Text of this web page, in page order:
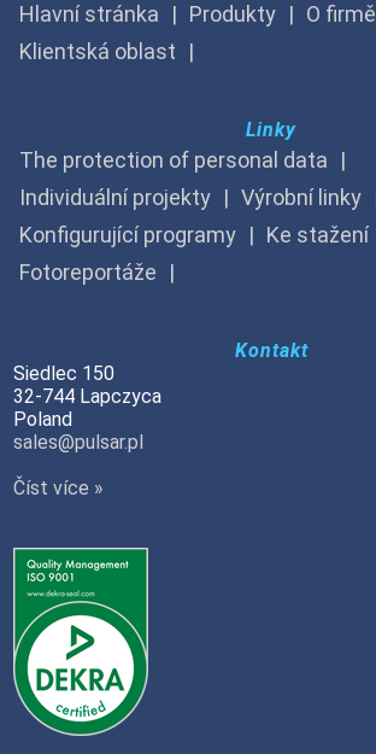
Hlavní stránka Produkty O firmě
Klientská oblast
Linky
The protection of personal data
Individuální projekty
Výrobní linky
Konfigurující programy
Ke stažení
Fotoreportáže
Kontakt
Siedlec 150
32-744 Lapczyca
Poland
sales@pulsar.pl
Číst více »